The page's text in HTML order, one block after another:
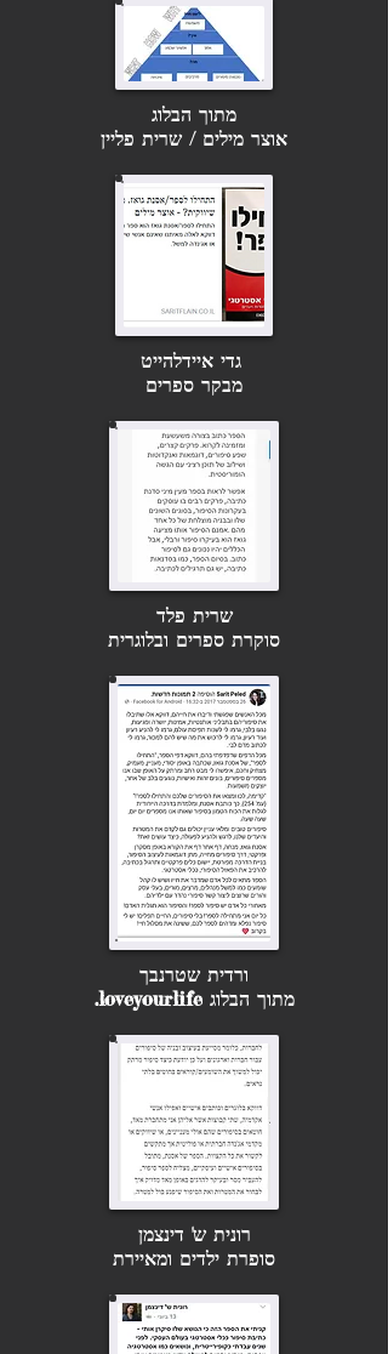
מתוך הבלוג
אוצר מילים / שרית פליין
גדי איידלהייט
מבקר ספרים
שרית פלד
סוקרת ספרים ובלוגרית
ורדית שטרנבך
מתוך הבלוג loveyourlife.
רונית ש' דינצמן
סופרת ילדים ומאיירת